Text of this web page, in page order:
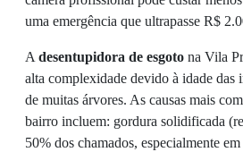
uma emergência que ultrapasse R$
A desentupidora de esgoto na Vila
alta complexidade devido à idade das
de muitas árvores. As causas mais
bairro incluem: gordura solidificada
50% dos chamados, especialmente